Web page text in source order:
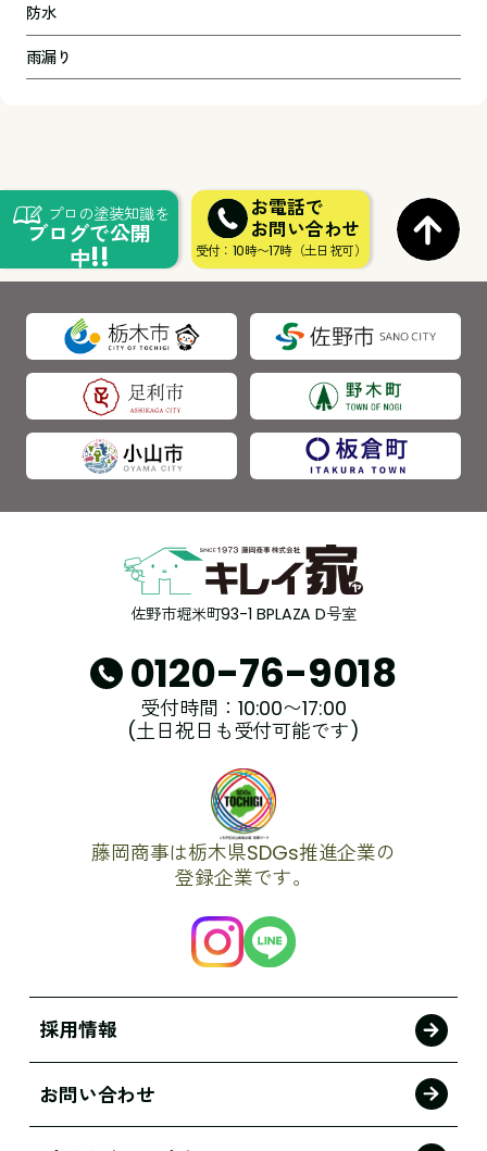
防水
雨漏り
プロの塗装知識を
ブログで公開
中!!
お電話で
お問い合わせ
受付：10時〜17時（土日祝可）
佐野市堀米町93-1 BPLAZA D号室
0120-76-9018
受付時間：10:00〜17:00
(土日祝日も受付可能です)
藤岡商事は栃木県SDGs推進企業の
登録企業です。
採用情報
お問い合わせ